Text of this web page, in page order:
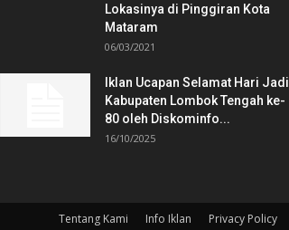
Lokasinya di Pinggiran Kota
Mataram
06/03/2021
Iklan Ucapan Selamat Hari Jadi
Kabupaten Lombok Tengah ke-
80 oleh Diskominfo...
16/10/2025
Tentang Kami Info Iklan Privacy Policy